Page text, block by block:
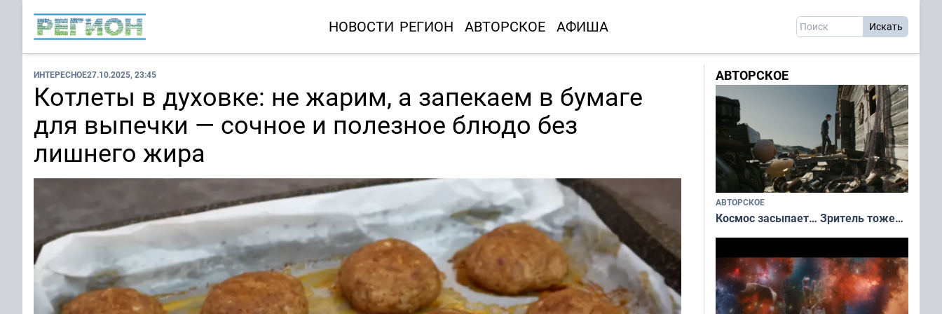
НОВОСТИ РЕГИОН АВТОРСКОЕ АФИША
ИНТЕРЕСНОЕ27.10.2025, 23:45
Котлеты в духовке: не жарим, а запекаем в бумаге
для выпечки — сочное и полезное блюдо без
лишнего жира
АВТОРСКОЕ
АВТОРСКОЕ
Космос засыпает… Зритель тоже…